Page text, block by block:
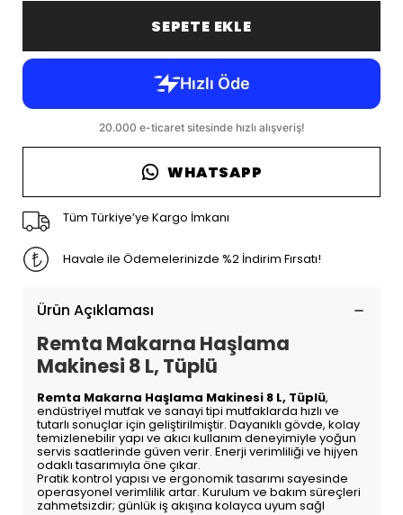
SEPETE EKLE
WHATSAPP
Tüm Türkiye’ye Kargo İmkanı
Havale ile Ödemelerinizde %2 İndirim Fırsatı!
Ürün Açıklaması
Remta Makarna Haşlama
Makinesi 8 L, Tüplü
Remta Makarna Haşlama Makinesi 8 L, Tüplü,
endüstriyel mutfak ve sanayi tipi mutfaklarda hızlı ve
tutarlı sonuçlar için geliştirilmiştir. Dayanıklı gövde, kolay
temizlenebilir yapı ve akıcı kullanım deneyimiyle yoğun
servis saatlerinde güven verir. Enerji verimliliği ve hijyen
odaklı tasarımıyla öne çıkar.
Pratik kontrol yapısı ve ergonomik tasarımı sayesinde
operasyonel verimlilik artar. Kurulum ve bakım süreçleri
zahmetsizdir; günlük iş akışına kolayca uyum sağl